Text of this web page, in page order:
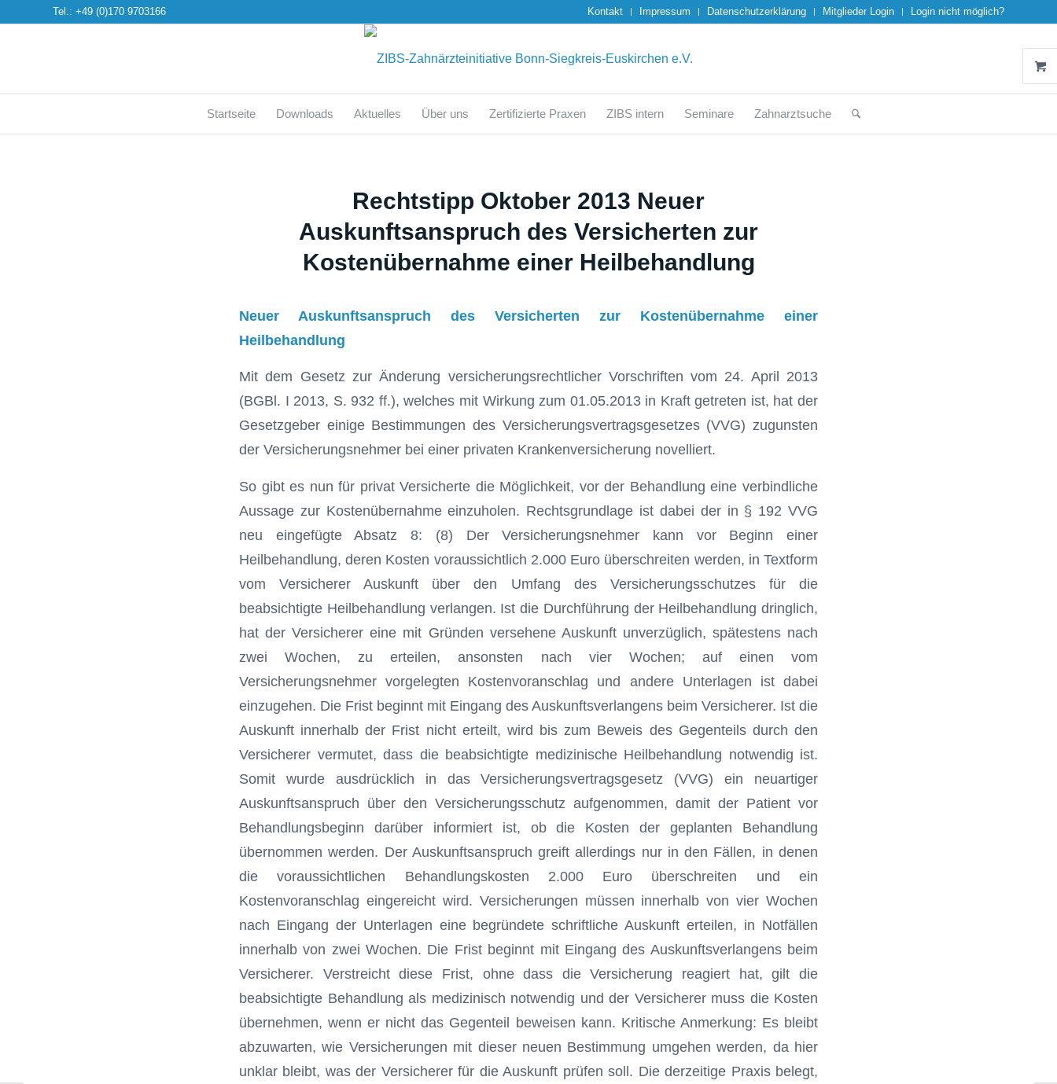
Kontakt Impressum Datenschutzerklärung Mitglieder Login Login nicht möglich?
Tel.: +49 (0)170 9703166
Startseite Downloads Aktuelles Über uns Zertifizierte Praxen ZIBS intern Seminare Zahnarztsuche
Rechtstipp Oktober 2013 Neuer
Auskunftsanspruch des Versicherten zur
Kostenübernahme einer Heilbehandlung
Neuer Auskunftsanspruch des Versicherten zur Kostenübernahme einer
Heilbehandlung
Mit dem Gesetz zur Änderung versicherungsrechtlicher Vorschriften vom 24. April 2013
(BGBl. I 2013, S. 932 ff.), welches mit Wirkung zum 01.05.2013 in Kraft getreten ist, hat der
Gesetzgeber einige Bestimmungen des Versicherungsvertragsgesetzes (VVG) zugunsten
der Versicherungsnehmer bei einer privaten Krankenversicherung novelliert.
So gibt es nun für privat Versicherte die Möglichkeit, vor der Behandlung eine verbindliche
Aussage zur Kostenübernahme einzuholen. Rechtsgrundlage ist dabei der in § 192 VVG
neu eingefügte Absatz 8: (8) Der Versicherungsnehmer kann vor Beginn einer
Heilbehandlung, deren Kosten voraussichtlich 2.000 Euro überschreiten werden, in Textform
vom Versicherer Auskunft über den Umfang des Versicherungsschutzes für die
beabsichtigte Heilbehandlung verlangen. Ist die Durchführung der Heilbehandlung dringlich,
hat der Versicherer eine mit Gründen versehene Auskunft unverzüglich, spätestens nach
zwei Wochen, zu erteilen, ansonsten nach vier Wochen; auf einen vom
Versicherungsnehmer vorgelegten Kostenvoranschlag und andere Unterlagen ist dabei
einzugehen. Die Frist beginnt mit Eingang des Auskunftsverlangens beim Versicherer. Ist die
Auskunft innerhalb der Frist nicht erteilt, wird bis zum Beweis des Gegenteils durch den
Versicherer vermutet, dass die beabsichtigte medizinische Heilbehandlung notwendig ist.
Somit wurde ausdrücklich in das Versicherungsvertragsgesetz (VVG) ein neuartiger
Auskunftsanspruch über den Versicherungsschutz aufgenommen, damit der Patient vor
Behandlungsbeginn darüber informiert ist, ob die Kosten der geplanten Behandlung
übernommen werden. Der Auskunftsanspruch greift allerdings nur in den Fällen, in denen
die voraussichtlichen Behandlungskosten 2.000 Euro überschreiten und ein
Kostenvoranschlag eingereicht wird. Versicherungen müssen innerhalb von vier Wochen
nach Eingang der Unterlagen eine begründete schriftliche Auskunft erteilen, in Notfällen
innerhalb von zwei Wochen. Die Frist beginnt mit Eingang des Auskunftsverlangens beim
Versicherer. Verstreicht diese Frist, ohne dass die Versicherung reagiert hat, gilt die
beabsichtigte Behandlung als medizinisch notwendig und der Versicherer muss die Kosten
übernehmen, wenn er nicht das Gegenteil beweisen kann. Kritische Anmerkung: Es bleibt
abzuwarten, wie Versicherungen mit dieser neuen Bestimmung umgehen werden, da hier
unklar bleibt, was der Versicherer für die Auskunft prüfen soll. Die derzeitige Praxis belegt,